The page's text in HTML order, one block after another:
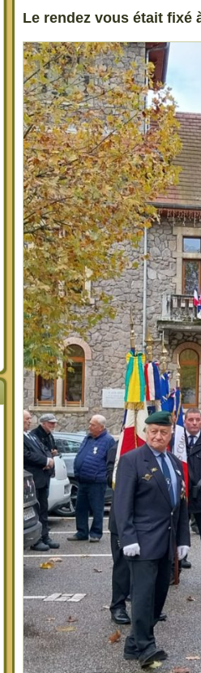
Le rendez vous était fixé